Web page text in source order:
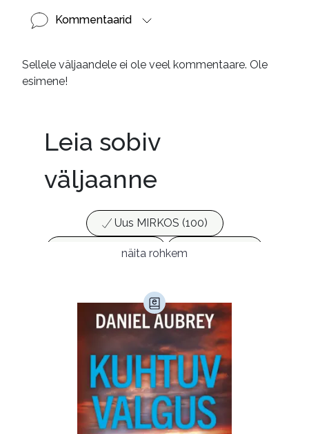
Kommentaarid
Sellele väljaandele ei ole veel kommentaare. Ole
esimene!
Leia sobiv
väljaanne
Uus MIRKOS (100)
Populaarsed (25)
Ajakirjad (17)
Armastusromaanid (294)
Audioperioodika
Biograafiad (229)
Eesti kirjandus (1776)
Ettevõtlus (30)
näita rohkem